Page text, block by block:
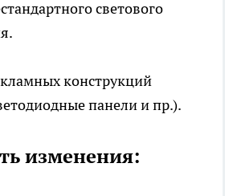
светового
конструкций
панели и пр.).
изменения: